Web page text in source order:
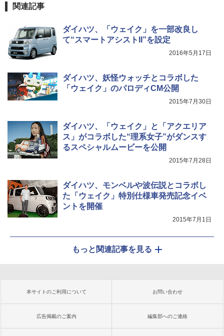
関連記事
ダイハツ、「ウェイク」を一部改良し
て“スマートアシストII”を設定
2016年5月17日
ダイハツ、妖怪ウォッチとコラボした
「ウェイク」のパロディCM公開
2015年7月30日
ダイハツ、「ウェイク」と「アクエリア
ス」がコラボした“理系女子”がダンスす
るスペシャルムービーを公開
2015年7月28日
ダイハツ、モンベルや波伝説とコラボし
た「ウェイク」特別仕様車発売記念イベ
ントを開催
2015年7月1日
もっと関連記事を見る
本サイトのご利用について お問い合わせ
広告掲載のご案内 編集部へのご連絡